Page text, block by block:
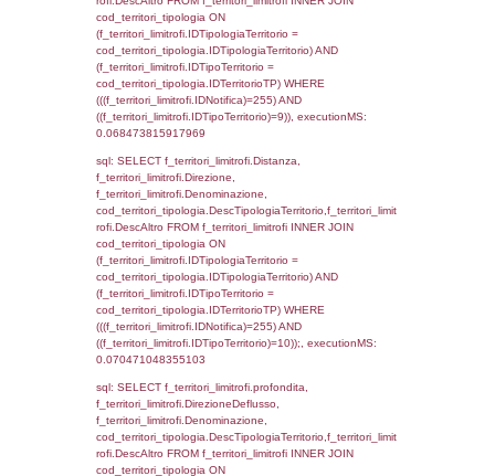
f_territori_limitrofi.Denominazione,
f_territori_limitrofi.DescAltro FROM
JOIN cod_territori_tipologia ON
(f_territori_limitrofi.IDTipologiaTerritorio =
cod_territori_tipologia.IDTipologiaTerritorio)
(f_territori_limitrofi.IDTipoTerritorio =
cod_territori_tipologia.IDTerritorioTP)
(((f_territori_limitrofi.IDNotifica)=255) AND
((f_territori_limitrofi.IDTipoTerritorio)=3)),
0.07121205329895
sql: SELECT f_territori_limitrofi.Distanza,
f_territori_limitrofi.Direzione,
f_territori_limitrofi.Denominazione,
rofi.DescAltro FROM f_territori_limitrofi
cod_territori_tipologia ON
(f_territori_limitrofi.IDTipologiaTerritorio =